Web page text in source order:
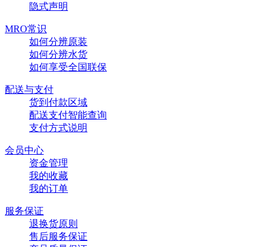
隐式声明
MRO常识
如何分辨原装
如何分辨水货
如何享受全国联保
配送与支付
货到付款区域
配送支付智能查询
支付方式说明
会员中心
资金管理
我的收藏
我的订单
服务保证
退换货原则
售后服务保证